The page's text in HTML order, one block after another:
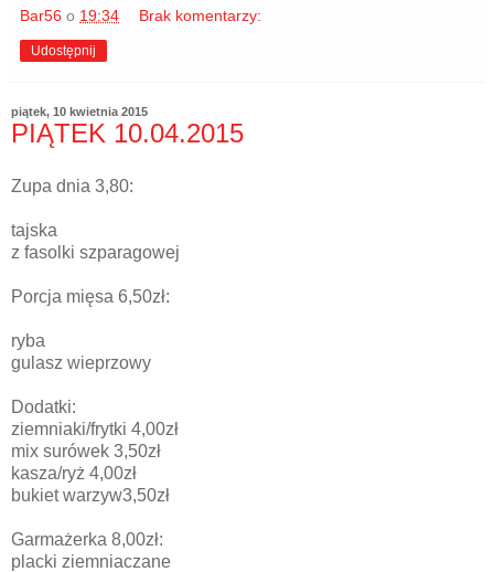
Bar56 o 19:34 Brak komentarzy:
Udostępnij
piątek, 10 kwietnia 2015
PIĄTEK 10.04.2015
Zupa dnia 3,80:
tajska
z fasolki szparagowej
Porcja mięsa 6,50zł:
ryba
gulasz wieprzowy
Dodatki:
ziemniaki/frytki 4,00zł
mix surówek 3,50zł
kasza/ryż 4,00zł
bukiet warzyw3,50zł
Garmażerka 8,00zł:
placki ziemniaczane